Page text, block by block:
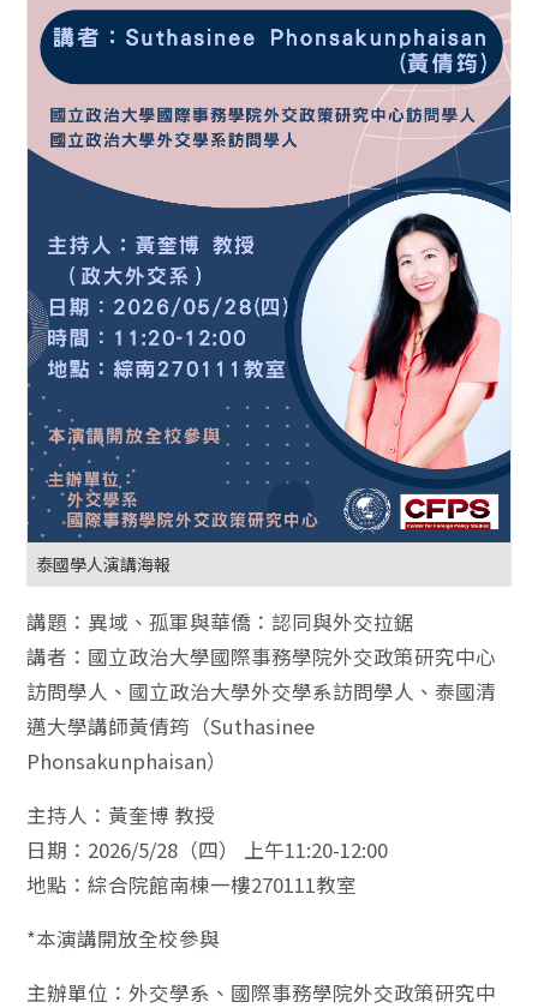
泰國學人演講海報
講題：異域、孤軍與華僑：認同與外交拉鋸
講者：國立政治大學國際事務學院外交政策研究中心
訪問學人、國立政治大學外交學系訪問學人、泰國清
邁大學講師黃倩筠（Suthasinee
Phonsakunphaisan）
主持人：黃奎博 教授
日期：2026/5/28（四） 上午11:20-12:00
地點：綜合院館南棟一樓270111教室
*本演講開放全校參與
主辦單位：外交學系、國際事務學院外交政策研究中